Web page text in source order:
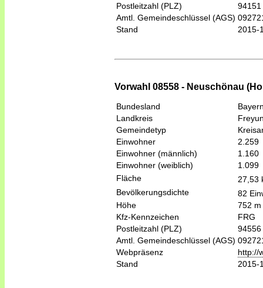
Postleitzahl (PLZ)
94151
Amtl. Gemeindeschlüssel (AGS)
Stand
2015-
Vorwahl 08558 - Neuschönau
Bundesland
Landkreis
Gemeindetyp
Einwohner
2.259
Einwohner (männlich)
1.160
Einwohner (weiblich)
1.099
Fläche
27,53
Bevölkerungsdichte
82
Höhe
752 m
Kfz-Kennzeichen
FRG
Postleitzahl (PLZ)
94556
Amtl. Gemeindeschlüssel (AGS)
Webpräsenz
http://
Stand
2015-